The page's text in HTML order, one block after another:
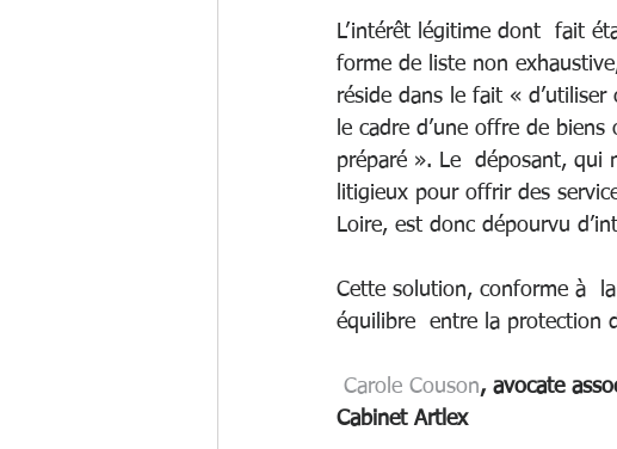
L’intérêt légitime dont  fait
forme de liste non
réside dans le fait «
le cadre d’une offre de
préparé ». Le  déposant,
litigieux pour offrir des
Loire, est donc dépourvu
Cette solution, conforme à
équilibre  entre la protection
Carole Couson, avocate
Cabinet Artlex